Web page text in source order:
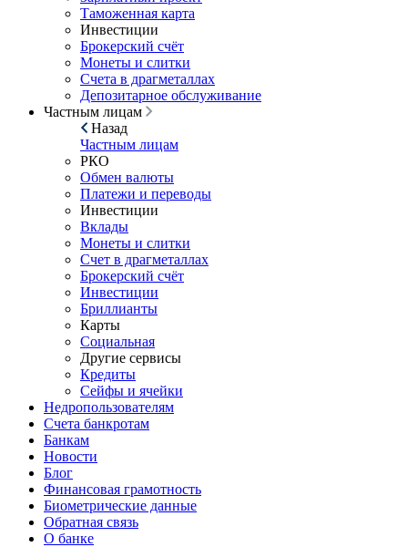
Таможенная карта
Инвестиции
Брокерский счёт
Монеты и слитки
Счета в драгметаллах
Депозитарное обслуживание
Частным лицам
Назад
Частным лицам
РКО
Обмен валюты
Платежи и переводы
Инвестиции
Вклады
Монеты и слитки
Счет в драгметаллах
Брокерский счёт
Инвестиции
Бриллианты
Карты
Социальная
Другие сервисы
Кредиты
Сейфы и ячейки
Недропользователям
Счета банкротам
Банкам
Новости
Блог
Финансовая грамотность
Биометрические данные
Обратная связь
О банке